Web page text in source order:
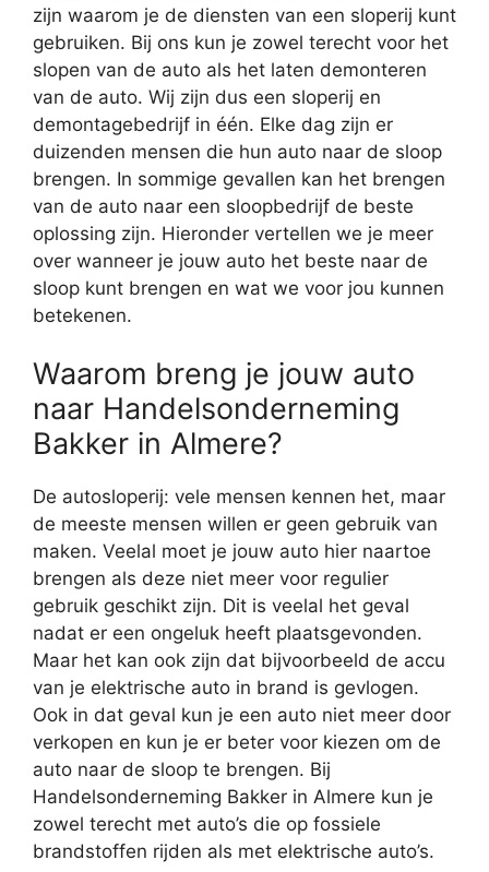
zijn waarom je de diensten van een sloperij kunt
gebruiken. Bij ons kun je zowel terecht voor het
slopen van de auto als het laten demonteren
van de auto. Wij zijn dus een sloperij en
demontagebedrijf in één. Elke dag zijn er
duizenden mensen die hun auto naar de sloop
brengen. In sommige gevallen kan het brengen
van de auto naar een sloopbedrijf de beste
oplossing zijn. Hieronder vertellen we je meer
over wanneer je jouw auto het beste naar de
sloop kunt brengen en wat we voor jou kunnen
betekenen.
Waarom breng je jouw auto
naar Handelsonderneming
Bakker in Almere?
De autosloperij: vele mensen kennen het, maar
de meeste mensen willen er geen gebruik van
maken. Veelal moet je jouw auto hier naartoe
brengen als deze niet meer voor regulier
gebruik geschikt zijn. Dit is veelal het geval
nadat er een ongeluk heeft plaatsgevonden.
Maar het kan ook zijn dat bijvoorbeeld de accu
van je elektrische auto in brand is gevlogen.
Ook in dat geval kun je een auto niet meer door
verkopen en kun je er beter voor kiezen om de
auto naar de sloop te brengen. Bij
Handelsonderneming Bakker in Almere kun je
zowel terecht met auto’s die op fossiele
brandstoffen rijden als met elektrische auto’s.